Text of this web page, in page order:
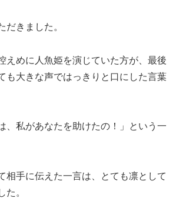
だきました。
えめに人魚姫を演じていた方が、最後
も大きな声ではっきりと口にした言葉
、私があなたを助けたの！」という一
相手に伝えた一言は、とても凛として
た。